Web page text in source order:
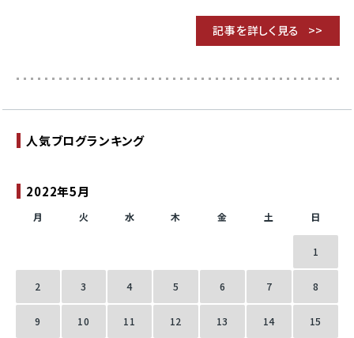
記事を詳しく見る
2022年5月
月 火 水 木 金 土 日
1
2 3 4 5 6 7 8
9 10 11 12 13 14 15
人気ブログランキング